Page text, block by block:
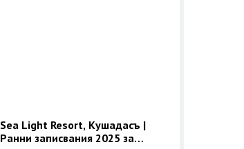
Sea Light Resort, Кушадасъ |
Ранни записвания 2025 за